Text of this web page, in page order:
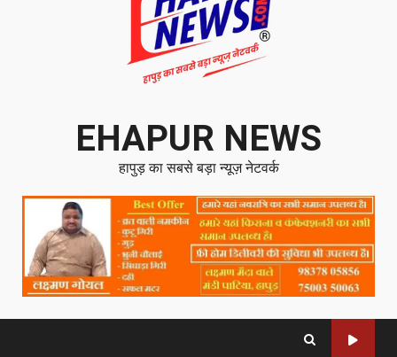
EHAPUR NEWS
हापुड़ का सबसे बड़ा न्यूज़ नेटवर्क